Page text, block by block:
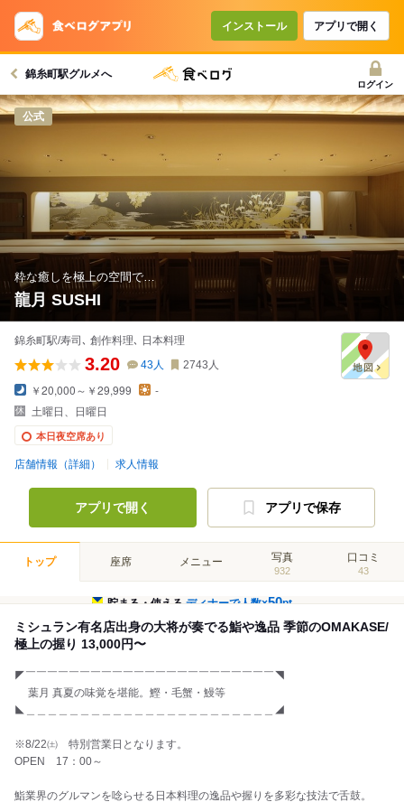
インストール アプリで開く
錦糸町駅グルメへ
ログイン
公式
粋な癒しを極上の空間で…
龍月 SUSHI
錦糸町駅/寿司､ 創作料理､ 日本料理
3.20 43人 2743 人
￥20,000～￥29,999
-
土曜日、日曜日
本日夜空席あり
店舗情報（詳細） 求人情報
アプリで開く アプリで保存
トップ 座席 メニュー 写真
932
口コミ
43
貯まる・使えるディナーで人数×50pt
ミシュラン有名店出身の大将が奏でる鮨や逸品 季節のOMAKASE/
極上の握り 13,000円〜
◤￣￣￣￣￣￣￣￣￣￣￣￣￣￣￣￣￣￣￣￣￣￣￣◥
葉月 真夏の味覚を堪能。鰹・毛蟹・鰻等
◣＿＿＿＿＿＿＿＿＿＿＿＿＿＿＿＿＿＿＿＿＿＿＿◢
※8/22㈯ 特別営業日となります。
OPEN 17：00～
鮨業界のグルマンを唸らせる日本料理の逸品や握りを多彩な技法で舌鼓。
コースで使えるクーポン
戻る
クーポンを利用せず予約する